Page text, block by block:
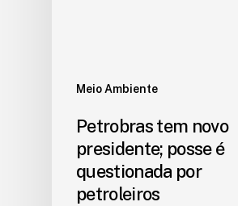
Meio Ambiente
Petrobras tem novo
presidente; posse é
questionada por
petroleiros